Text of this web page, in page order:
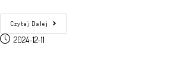
Czytaj Dalej
2024-12-11